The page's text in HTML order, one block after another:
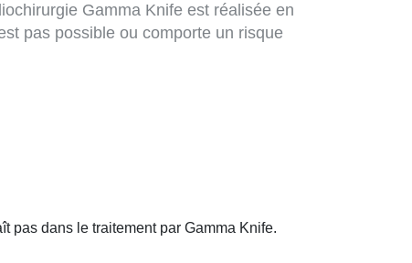
Gamma Knife est réalisée en
pas possible ou comporte un risque
pas dans le traitement par Gamma Knife.